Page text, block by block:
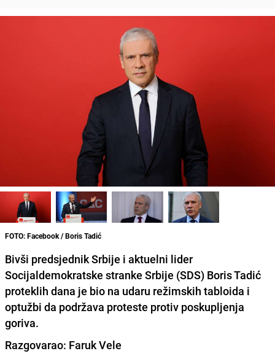
FOTO: Facebook / Boris Tadić
Bivši predsjednik Srbije i aktuelni lider
Socijaldemokratske stranke Srbije (SDS) Boris Tadić
proteklih dana je bio na udaru režimskih tabloida i
optužbi da podržava proteste protiv poskupljenja
goriva.
Razgovarao: Faruk Vele